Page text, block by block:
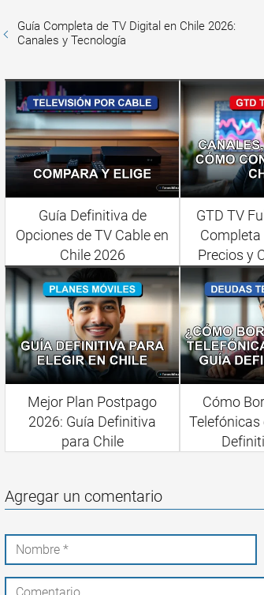
Guía Completa de TV Digital en Chile 2026:
Canales y Tecnología
Guía Definitiva de
Opciones de TV Cable en
Chile 2026
GTD TV
Completa
Precios y
Mejor Plan Postpago
2026: Guía Definitiva
para Chile
Cómo
Telefónicas
Agregar un comentario